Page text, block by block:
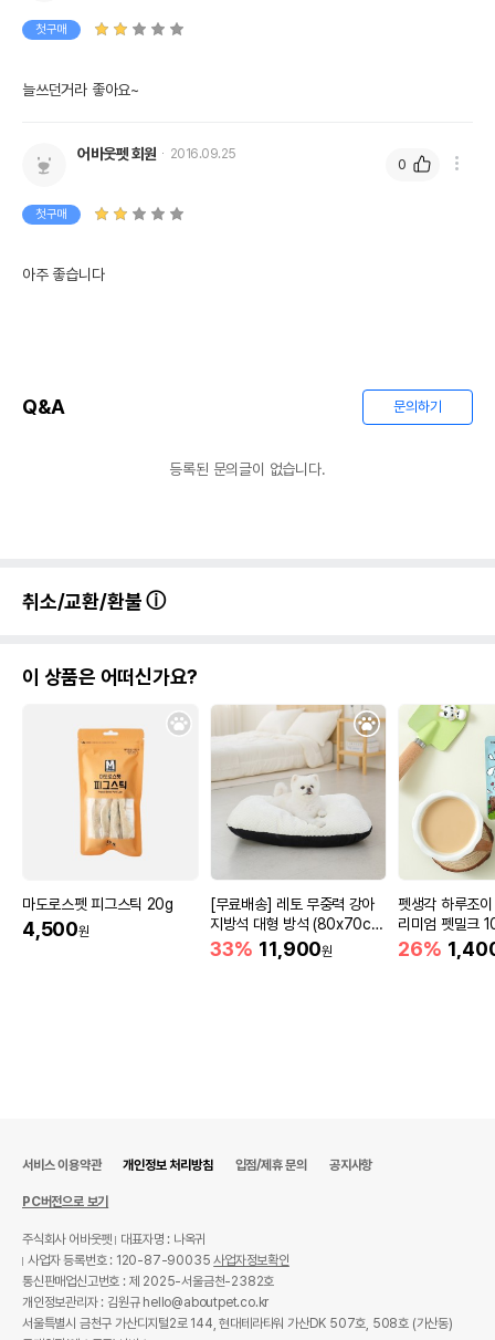
첫구매
늘쓰던거라 좋아요~
어바웃펫 회원 2016.09.25
첫구매
아주 좋습니다
0
Q&A 문의하기
등록된 문의글이 없습니다.
취소/교환/환불
이 상품은 어떠신가요?
마도로스펫 피그스틱 20g
4,500원
[무료배송] 레토 무중력 강아
지방석 대형 방석 (80x70c
m)
33% 11,900원
펫생각 하루조
리미엄 펫밀크
26%
서비스 이용약관 개인정보 처리방침 입점/제휴 문의 공지사항
PC버전으로 보기
주식회사 어바웃펫
대표자명 : 나옥귀
사업자 등록번호 : 120-87-90035사업자정보확인
통신판매업신고번호 : 제 2025-서울금천-2382호
개인정보관리자 : 김원규 hello@aboutpet.co.kr
서울특별시 금천구 가산디지털2로 144, 현대테라타워 가산DK 507호, 508호 (가산동)